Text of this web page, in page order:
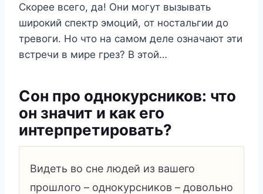
Скорее всего, да! Они могут вызывать
широкий спектр эмоций, от ностальгии до
тревоги. Но что на самом деле означают эти
встречи в мире грез? В этой…
Сон про однокурсников: что
он значит и как его
интерпретировать?
Видеть во сне людей из вашего
прошлого – однокурсников – довольно